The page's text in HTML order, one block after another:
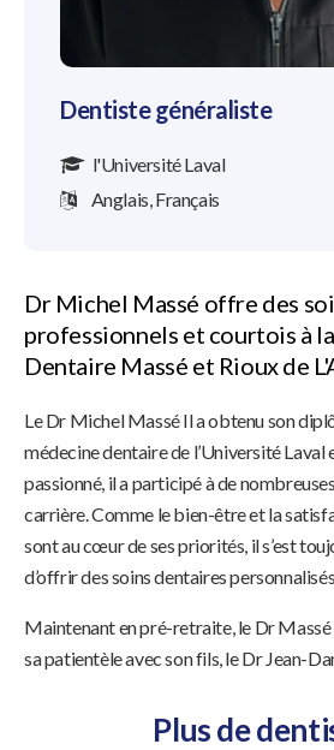
Dentiste généraliste
l'Université Laval
Anglais, Français
Dr Michel Massé offre des
professionnels et courtois à
Dentaire Massé et Rioux de
Le Dr Michel Massé Il a obtenu son
médecine dentaire de l’Université Laval
passionné, il a participé à de
carrière. Comme le bien-être et la
sont au cœur de ses priorités, il s’est
d’offrir des soins dentaires
Maintenant en pré-retraite, le Dr Massé
sa patientèle avec son fils, le Dr Jean-
Plus de